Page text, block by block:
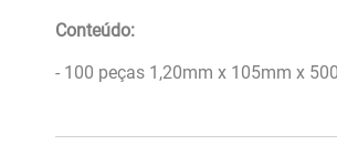
Conteúdo:
- 100 peças 1,20mm x 105mm x